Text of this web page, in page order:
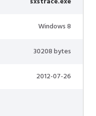
Windows 8
30208 bytes
2012-07-26